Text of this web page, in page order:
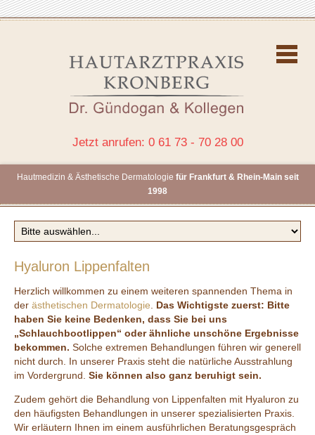
Jetzt anrufen: 0 61 73 - 70 28 00
Hautmedizin & Ästhetische Dermatologie für Frankfurt & Rhein-Main seit
1998
Hyaluron Lippenfalten
Herzlich willkommen zu einem weiteren spannenden Thema in
der ästhetischen Dermatologie
Das Wichtigste zuerst: Bitte
haben Sie keine Bedenken, dass Sie bei uns
„Schlauchbootlippen“ oder ähnliche unschöne Ergebnisse
bekommen. Solche extremen Behandlungen führen wir generell
nicht durch. In unserer Praxis steht die natürliche Ausstrahlung
im Vordergrund. Sie können also ganz beruhigt sein.
Zudem gehört die Behandlung von Lippenfalten mit Hyaluron zu
den häufigsten Behandlungen in unserer spezialisierten Praxis.
Wir erläutern Ihnen im einem ausführlichen Beratungsgespräch